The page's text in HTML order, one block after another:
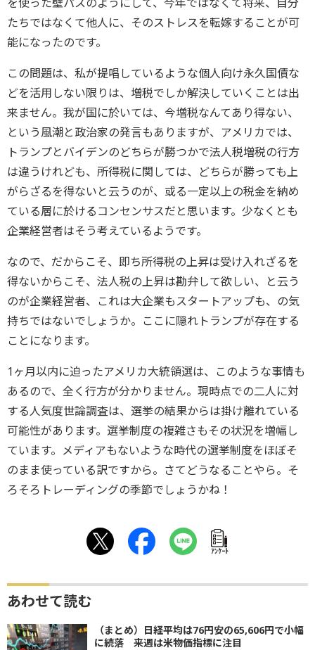
たちではなくて他人に、そのストレスを転嫁することが可
能になったのです。
この問題は、私が提唱しているような個人向け永久国債な
どを活用しない限りは、増税でしか解決していくことは出
来ません。我が国に於いては、今増税なんてあり得ない、
という風潮と政治家の発言もありますが、アメリカでは、
トランプとバイデンのどちらが勝つかで法人税増税の行方
は違うけれども、所得税に関しては、どちらが勝っても上
がらざるを得ないと云うのが、或る一定以上の税金を納め
ている層に於けるコンセンサスだと思います。少なくとも
企業経営者はそう考えているようです。
なので、だからこそ、即ち所得税の上昇は受け入れざるを
得ないからこそ、法人税の上昇は勘弁して欲しい、と云う
のが企業経営者、これは大企業もスタートアップも、の気
持ちではないでしょうか。ここに隠れトランプが存在する
ことになります。
1ヶ月以内に迫ったアメリカ大統領選は、このような事情も
あるので、全く行方が分かりません。現時点での二人に対
する人気度世論調査は、選挙の結果からは掛け離れている
可能性があります。選挙制度の複雑さもその状況を増幅し
ています。メディアもないような時代の選挙制度をほぼそ
のまま使っている訳ですから。さてどうなることやら。そ
ろそろトレーディングの季節でしょうかね！
ｱﾝｹｰﾄ
あわせて読む
（まとめ）日経平均は76円安の65,606円で小幅
に続落 来週は米物価指標に注目